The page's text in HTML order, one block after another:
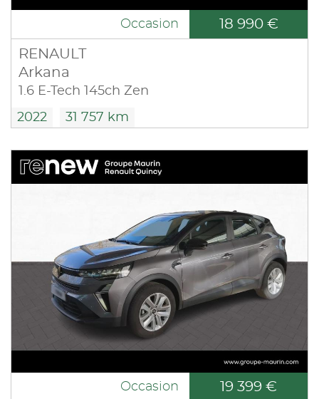
Occasion 18 990 €
RENAULT
Arkana
1.6 E-Tech 145ch Zen
2022 31 757 km
Occasion 19 399 €